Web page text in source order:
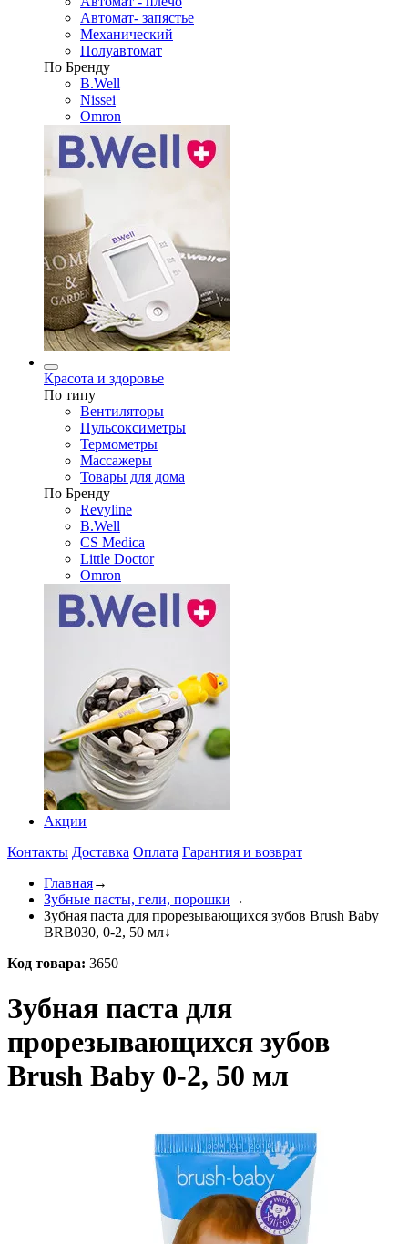
Автомат- запястье
Механический
Полуавтомат
По Бренду
B.Well
Nissei
Omron
Красота и здоровье
По типу
Вентиляторы
Пульсоксиметры
Термометры
Массажеры
Товары для дома
По Бренду
Revyline
B.Well
CS Medica
Little Doctor
Omron
Акции
Контакты Доставка Оплата Гарантия и возврат
Главная→
Зубные пасты, гели, порошки →
Зубная паста для прорезывающихся зубов Brush Baby
BRB030, 0-2, 50 мл↓
Код товара: 3650
Зубная паста для
прорезывающихся зубов
Brush Baby 0-2, 50 мл